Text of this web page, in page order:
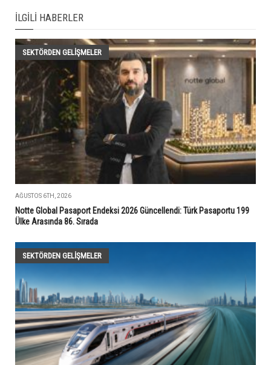
İLGILI HABERLER
SEKTÖRDEN GELIŞMELER
AĞUSTOS 6TH, 2026
Notte Global Pasaport Endeksi 2026 Güncellendi: Türk Pasaportu 199
Ülke Arasında 86. Sırada
SEKTÖRDEN GELIŞMELER